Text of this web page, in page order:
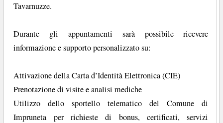
Tavarnuzze.
Durante gli appuntamenti sarà possibile ricevere
informazione e supporto personalizzato su:
Attivazione della Carta d’Identità Elettronica (CIE)
Prenotazione di visite e analisi mediche
Utilizzo dello sportello telematico del Comune di
Impruneta per richieste di bonus, certificati, servizi